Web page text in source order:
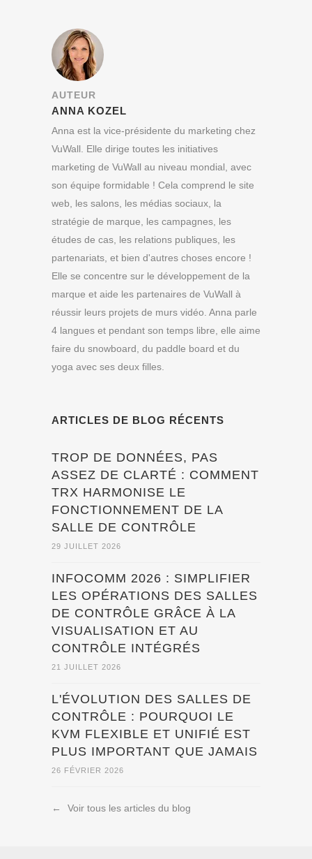
AUTEUR
ANNA KOZEL
Anna est la vice-présidente du marketing chez
VuWall. Elle dirige toutes les initiatives
marketing de VuWall au niveau mondial, avec
son équipe formidable ! Cela comprend le site
web, les salons, les médias sociaux, la
stratégie de marque, les campagnes, les
études de cas, les relations publiques, les
partenariats, et bien d'autres choses encore !
Elle se concentre sur le développement de la
marque et aide les partenaires de VuWall à
réussir leurs projets de murs vidéo. Anna parle
4 langues et pendant son temps libre, elle aime
faire du snowboard, du paddle board et du
yoga avec ses deux filles.
ARTICLES DE BLOG RÉCENTS
TROP DE DONNÉES, PAS
ASSEZ DE CLARTÉ : COMMENT
TRX HARMONISE LE
FONCTIONNEMENT DE LA
SALLE DE CONTRÔLE
29 JUILLET 2026
INFOCOMM 2026 : SIMPLIFIER
LES OPÉRATIONS DES SALLES
DE CONTRÔLE GRÂCE À LA
VISUALISATION ET AU
CONTRÔLE INTÉGRÉS
21 JUILLET 2026
L'ÉVOLUTION DES SALLES DE
CONTRÔLE : POURQUOI LE
KVM FLEXIBLE ET UNIFIÉ EST
PLUS IMPORTANT QUE JAMAIS
26 FÉVRIER 2026
← Voir tous les articles du blog